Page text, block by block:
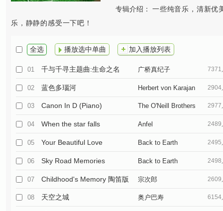
专辑介绍： 一些纯音乐，清新
乐，静静的感受一下吧！
全选 播放选中单曲 加入播放列表
01 千与千寻主题曲:生命之名 广桥真纪子 7371
02 蓝色多瑙河 Herbert von Karajan 2904
03 Canon In D (Piano) The O'Neill Brothers 2977
04 When the star falls Anfel 2489
05 Your Beautiful Love Back to Earth 2495
06 Sky Road Memories Back to Earth 2498
07 Childhood's Memory 陶笛版 宗次郎 2609
08 天空之城 奥户巴寿 6154